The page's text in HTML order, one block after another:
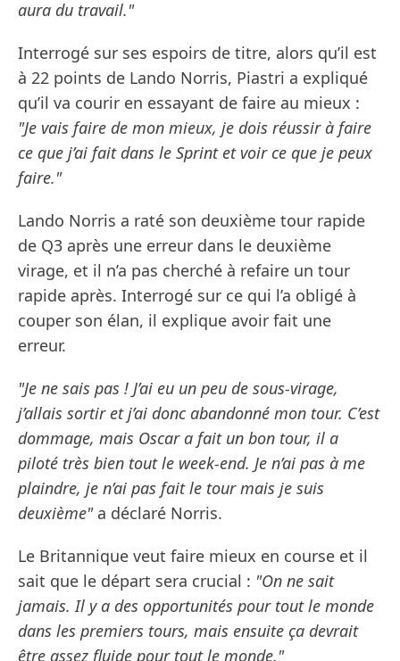
aura du travail."
Interrogé sur ses espoirs de titre, alors qu’il est
à 22 points de Lando Norris, Piastri a expliqué
qu’il va courir en essayant de faire au mieux :
"Je vais faire de mon mieux, je dois réussir à faire
ce que j’ai fait dans le Sprint et voir ce que je peux
faire."
Lando Norris a raté son deuxième tour rapide
de Q3 après une erreur dans le deuxième
virage, et il n’a pas cherché à refaire un tour
rapide après. Interrogé sur ce qui l’a obligé à
couper son élan, il explique avoir fait une
erreur.
"Je ne sais pas ! J’ai eu un peu de sous-virage,
j’allais sortir et j’ai donc abandonné mon tour. C’est
dommage, mais Oscar a fait un bon tour, il a
piloté très bien tout le week-end. Je n’ai pas à me
plaindre, je n’ai pas fait le tour mais je suis
deuxième"a déclaré Norris.
Le Britannique veut faire mieux en course et il
sait que le départ sera crucial : "On ne sait
jamais. Il y a des opportunités pour tout le monde
dans les premiers tours, mais ensuite ça devrait
être assez fluide pour tout le monde."